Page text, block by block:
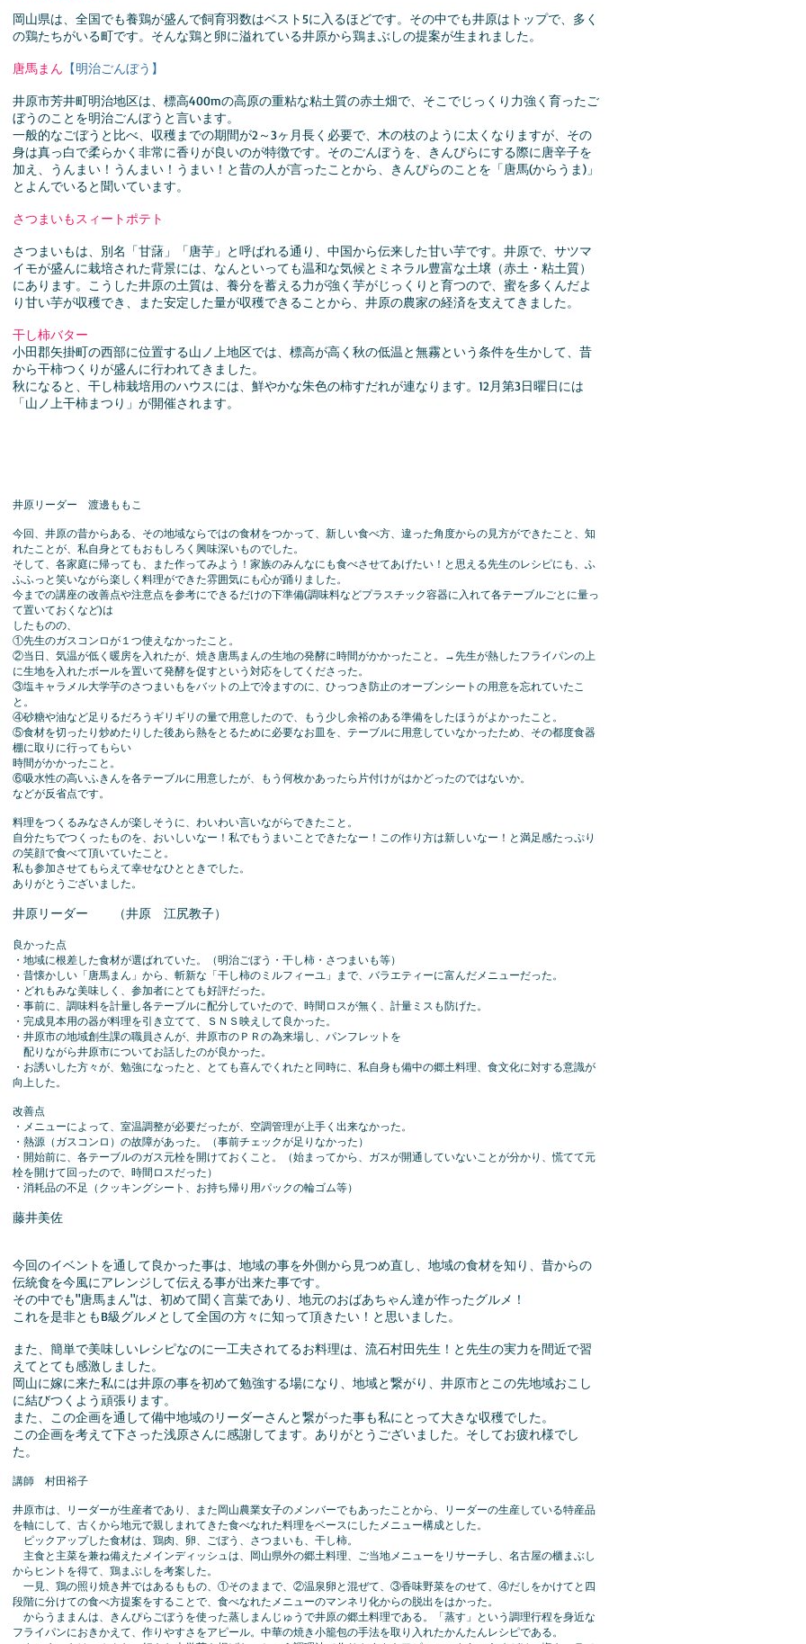
岡山県は、全国でも養鶏が盛んで飼育羽数はベスト5に入るほどです。その中でも井原はトップで、多く
の鶏たちがいる町です。そんな鶏と卵に溢れている井原から鶏まぶしの提案が生まれました。
唐馬まん 【明治ごんぼう】
井原市芳井町明治地区は、標高400mの高原の重粘な粘土質の赤土畑で、そこでじっくり力強く育ったご
ぼうのことを明治ごんぼうと言います。
一般的なごぼうと比べ、収穫までの期間が2～3ヶ月長く必要で、木の枝のように太くなりますが、その
身は真っ白で柔らかく非常に香りが良いのが特徴です。そのごんぼうを、きんぴらにする際に唐辛子を
加え、うんまい！うんまい！うまい！と昔の人が言ったことから、きんぴらのことを「唐馬(からうま)」
とよんでいると聞いています。
さつまいもスィートポテト
さつまいもは、別名「甘藷」「唐芋」と呼ばれる通り、中国から伝来した甘い芋です。井原で、サツマ
イモが盛んに栽培された背景には、なんといっても温和な気候とミネラル豊富な土壌（赤土・粘土質）
にあります。こうした井原の土質は、養分を蓄える力が強く芋がじっくりと育つので、蜜を多くんだよ
り甘い芋が収穫でき、また安定した量が収穫できることから、井原の農家の経済を支えてきました。
干し柿バター
小田郡矢掛町の西部に位置する山ノ上地区では、標高が高く秋の低温と無霧という条件を生かして、昔
から干柿つくりが盛んに行われてきました。
秋になると、干し柿栽培用のハウスには、鮮やかな朱色の柿すだれが連なります。12月第3日曜日には
「山ノ上干柿まつり」が開催されます。
井原リーダー 渡邊ももこ
今回、井原の昔からある、その地域ならではの食材をつかって、新しい食べ方、違った角度からの見方ができたこと、知
れたことが、私自身とてもおもしろく興味深いものでした。
そして、各家庭に帰っても、また作ってみよう！家族のみんなにも食べさせてあげたい！と思える先生のレシピにも、ふ
ふふっと笑いながら楽しく料理ができた雰囲気にも心が踊りました。
今までの講座の改善点や注意点を参考にできるだけの下準備(調味料などプラスチック容器に入れて各テーブルごとに量っ
て置いておくなど)は
したものの、
①先生のガスコンロが１つ使えなかったこと。
②当日、気温が低く暖房を入れたが、焼き唐馬まんの生地の発酵に時間がかかったこと。→先生が熱したフライパンの上
に生地を入れたボールを置いて発酵を促すという対応をしてくださった。
③塩キャラメル大学芋のさつまいもをバットの上で冷ますのに、ひっつき防止のオーブンシートの用意を忘れていたこ
と。
④砂糖や油など足りるだろうギリギリの量で用意したので、もう少し余裕のある準備をしたほうがよかったこと。
⑤食材を切ったり炒めたりした後あら熱をとるために必要なお皿を、テーブルに用意していなかったため、その都度食器
棚に取りに行ってもらい
時間がかかったこと。
⑥吸水性の高いふきんを各テーブルに用意したが、もう何枚かあったら片付けがはかどったのではないか。
などが反省点です。
料理をつくるみなさんが楽しそうに、わいわい言いながらできたこと。
自分たちでつくったものを、おいしいなー！私でもうまいことできたなー！この作り方は新しいなー！と満足感たっぷり
の笑顔で食べて頂いていたこと。
私も参加させてもらえて幸せなひとときでした。
ありがとうございました。
井原リーダー （井原 江尻教子）
良かった点
・地域に根差した食材が選ばれていた。（明治ごぼう・干し柿・さつまいも等）
・昔懐かしい「唐馬まん」から、斬新な「干し柿のミルフィーユ」まで、バラエティーに富んだメニューだった。
・どれもみな美味しく、参加者にとても好評だった。
・事前に、調味料を計量し各テーブルに配分していたので、時間ロスが無く、計量ミスも防げた。
・完成見本用の器が料理を引き立てて、ＳＮＳ映えして良かった。
・井原市の地域創生課の職員さんが、井原市のＰＲの為来場し、パンフレットを
配りながら井原市についてお話したのが良かった。
・お誘いした方々が、勉強になったと、とても喜んでくれたと同時に、私自身も備中の郷土料理、食文化に対する意識が
向上した。
改善点
・メニューによって、室温調整が必要だったが、空調管理が上手く出来なかった。
・熱源（ガスコンロ）の故障があった。（事前チェックが足りなかった）
・開始前に、各テーブルのガス元栓を開けておくこと。（始まってから、ガスが開通していないことが分かり、慌てて元
栓を開けて回ったので、時間ロスだった）
・消耗品の不足（クッキングシート、お持ち帰り用パックの輪ゴム等）
藤井美佐
今回のイベントを通して良かった事は、地域の事を外側から見つめ直し、地域の食材を知り、昔からの
伝統食を今風にアレンジして伝える事が出来た事です。
その中でも"唐馬まん"は、初めて聞く言葉であり、地元のおばあちゃん達が作ったグルメ！
これを是非ともB級グルメとして全国の方々に知って頂きたい！と思いました。
また、簡単で美味しいレシピなのに一工夫されてるお料理は、流石村田先生！と先生の実力を間近で習
えてとても感激しました。
岡山に嫁に来た私には井原の事を初めて勉強する場になり、地域と繋がり、井原市とこの先地域おこし
に結びつくよう頑張ります。
また、この企画を通して備中地域のリーダーさんと繋がった事も私にとって大きな収穫でした。
この企画を考えて下さった浅原さんに感謝してます。ありがとうございました。そしてお疲れ様でし
た。
講師 村田裕子
井原市は、リーダーが生産者であり、また岡山農業女子のメンバーでもあったことから、リーダーの生産している特産品
を軸にして、古くから地元で親しまれてきた食べなれた料理をベースにしたメニュー構成とした。
ピックアップした食材は、鶏肉、卵、ごぼう、さつまいも、干し柿。
主食と主菜を兼ね備えたメインディッシュは、岡山県外の郷土料理、ご当地メニューをリサーチし、名古屋の櫃まぶし
からヒントを得て、鶏まぶしを考案した。
一見、鶏の照り焼き丼ではあるももの、①そのままで、②温泉卵と混ぜて、③香味野菜をのせて、④だしをかけてと四
段階に分けての食べ方提案をすることで、食べなれたメニューのマンネリ化からの脱出をはかった。
からうままんは、きんぴらごぼうを使った蒸しまんじゅうで井原の郷土料理である。「蒸す」という調理行程を身近な
フライパンにおきかえて、作りやすさをアピール。中華の焼き小籠包の手法を取り入れたかんたんレシピである。